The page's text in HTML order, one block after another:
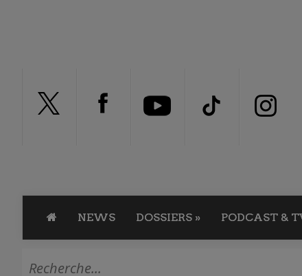
NEWS DOSSIERS » PODCAST &